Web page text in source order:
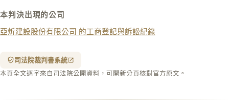
本判決出現的公司
亞炘建設股份有限公司 的工商登記與訴訟紀錄
司法院裁判書系統
本頁全文逐字來自司法院公開資料，可開新分頁核對官方原文。